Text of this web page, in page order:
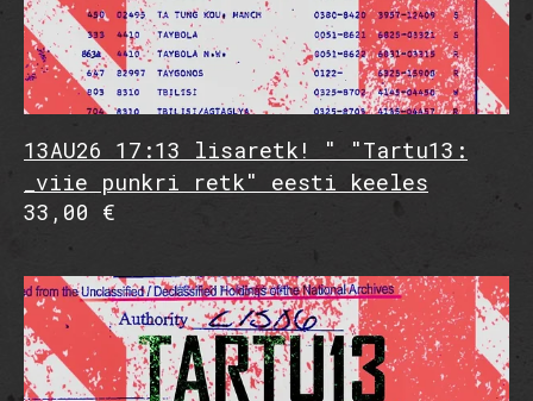
13AU26 17:13 lisaretk! " "Tartu13:
_viie punkri retk" eesti keeles
33,00 €